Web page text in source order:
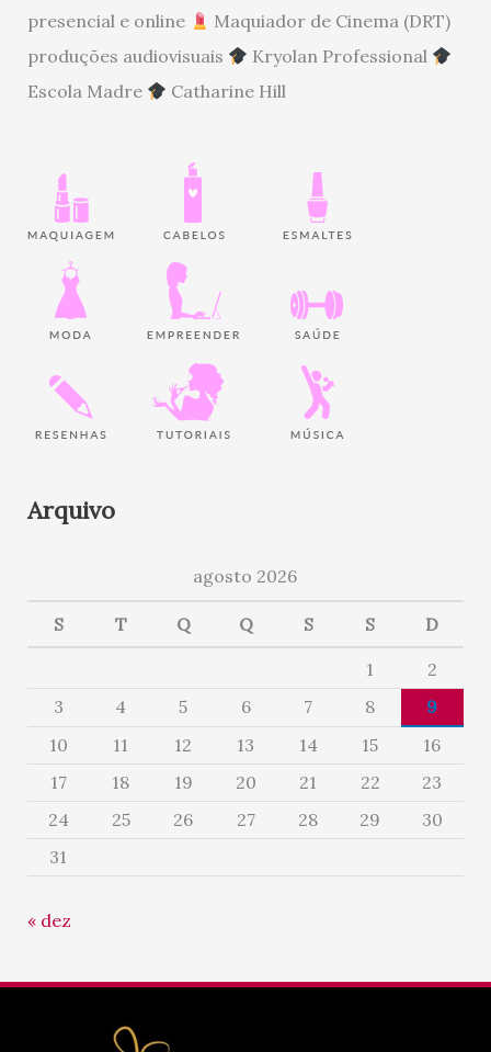
presencial e online
Maquiador de Cinema (DRT)
produções audiovisuais
Kryolan Professional
Escola Madre
Catharine Hill
Arquivo
agosto 2026
S T Q Q S S D
1
2
3
4 5 6 7 8
9
10
11 12 13 14 15
16
17
18 19 20 21 22
23
24
25 26 27 28 29
30
31
« dez